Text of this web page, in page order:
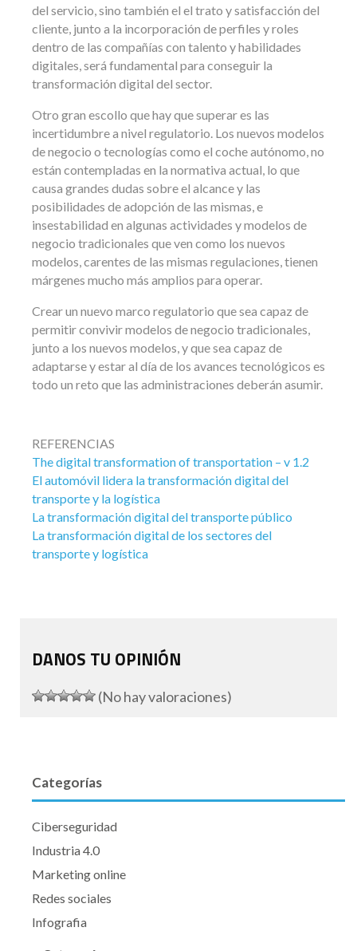
del servicio, sino también el el trato y satisfacción del
cliente, junto a la incorporación de perfiles y roles
dentro de las compañías con talento y habilidades
digitales, será fundamental para conseguir la
transformación digital del sector.
Otro gran escollo que hay que superar es las
incertidumbre a nivel regulatorio. Los nuevos modelos
de negocio o tecnologías como el coche autónomo, no
están contempladas en la normativa actual, lo que
causa grandes dudas sobre el alcance y las
posibilidades de adopción de las mismas, e
insestabilidad en algunas actividades y modelos de
negocio tradicionales que ven como los nuevos
modelos, carentes de las mismas regulaciones, tienen
márgenes mucho más amplios para operar.
Crear un nuevo marco regulatorio que sea capaz de
permitir convivir modelos de negocio tradicionales,
junto a los nuevos modelos, y que sea capaz de
adaptarse y estar al día de los avances tecnológicos es
todo un reto que las administraciones deberán asumir.
REFERENCIAS
The digital transformation of transportation – v 1.2
El automóvil lidera la transformación digital del
transporte y la logística
La transformación digital del transporte público
La transformación digital de los sectores del
transporte y logística
DANOS TU OPINIÓN
(No hay valoraciones)
Categorías
Ciberseguridad
Industria 4.0
Marketing online
Redes sociales
Infografia